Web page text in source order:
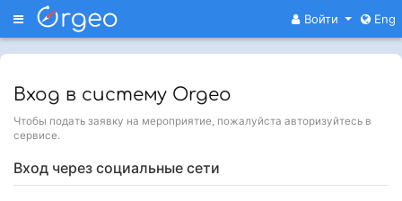
Меню Войти Eng
Вход в систему Orgeo
Чтобы подать заявку на мероприятие, пожалуйста авторизуйтесь в
сервисе.
Вход через социальные сети